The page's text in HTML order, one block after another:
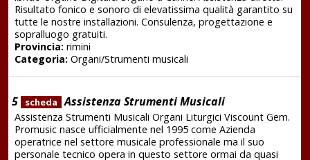
Risultato fonico e sonoro di elevatissima qualità garantito su
tutte le nostre installazioni. Consulenza, progettazione e
sopralluogo gratuiti.
Provincia:rimini
Categoria:Organi/Strumenti musicali
5 scheda Assistenza Strumenti Musicali
Assistenza Strumenti Musicali Organi Liturgici Viscount Gem.
Promusic nasce ufficialmente nel 1995 come Azienda
operatrice nel settore musicale professionale ma il suo
personale tecnico opera in questo settore ormai da quasi